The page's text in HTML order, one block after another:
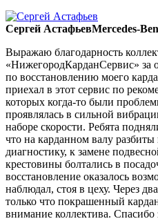
Сергей АстафьевMercedes-
Выражаю благодарность
«НижегородКарданСервис» за
по восстановлению моего
приехал в этот сервис по
которых когда-то были
проявлялась в сильной
наборе скорости. Ребята
что на карданном валу
диагностику, к замене
крестовины болтались в
восстановление оказалось
наблюдал, стоя в цеху. Через
только что покрашенный
внимание коллектива. Спасибо